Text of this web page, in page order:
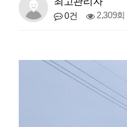
0건 2,309회